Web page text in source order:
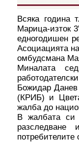
Всяка година
Марица-изток
едногодишен
Асоциацията
омбудсмана
Миналата
Божидар
(КРИБ) и
жалба до
В жалбата си
потребителите